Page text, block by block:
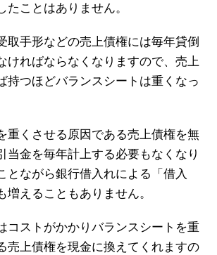
たことはありません。
取手形などの売上債権には毎年貸倒
ければならなくなりますので、売上
持つほどバランスシートは重くなっ
重くさせる原因である売上債権を無
当金を毎年計上する必要もなくなり
とながら銀行借入れによる「借入
増えることもありません。
コストがかかりバランスシートを重
売上債権を現金に換えてくれますの